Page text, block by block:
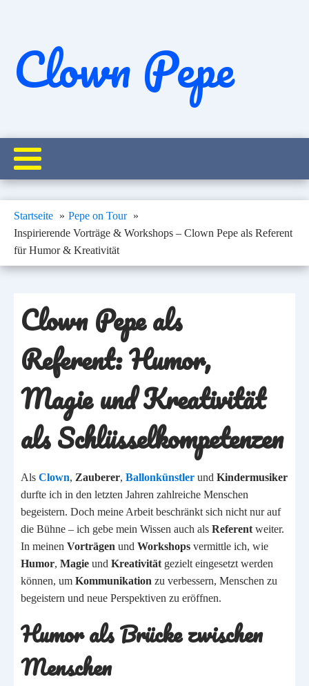
Clown Pepe
Startseite
Pepe on Tour
Inspirierende Vorträge & Workshops – Clown Pepe als Referent
für Humor & Kreativität
Clown Pepe als
Referent: Humor,
Magie und Kreativität
als Schlüsselkompetenzen
Als Clown, Zauberer, Ballonkünstler und Kindermusiker
durfte ich in den letzten Jahren zahlreiche Menschen
begeistern. Doch meine Arbeit beschränkt sich nicht nur auf
die Bühne – ich gebe mein Wissen auch als Referent weiter.
In meinen Vorträgen und Workshops vermittle ich, wie
Humor, Magie und Kreativität gezielt eingesetzt werden
können, um Kommunikation zu verbessern, Menschen zu
begeistern und neue Perspektiven zu eröffnen.
Humor als Brücke zwischen
Menschen